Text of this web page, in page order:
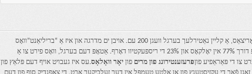
די סאָוטהעאַסט פון די שטאָט פון וואָלאָס איז די בערגל פון גאָריצאַס, אַ קליין נאַטירלעך בערגל וועגן 200 עם. אויבן ים מדרגה און איז אַ “בריליאַנט”וואָס
אָוווערלוקס די שטאָט פון וואָלאָס. די בערגל געהערט אָונערשיפּ דורך 77% אין יאָלקאָס און 23% די ריספּעקטיוו דאָרף. אַטאָפּ דעם בערגל, וואָס פירט צו אַ
צו די פּאַראַפיע פוןפּרעזענטירונג פון מרים פון יאָר וואָלאָס.עס איז געבויט אויף דעם פּלאַץ פון